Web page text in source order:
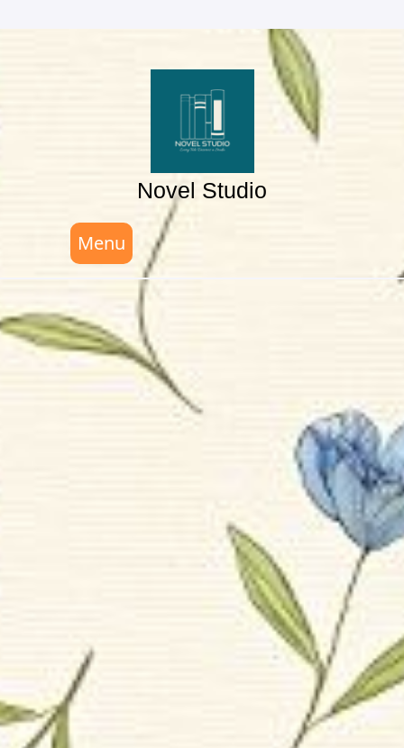
to
Novel Studio
Menu